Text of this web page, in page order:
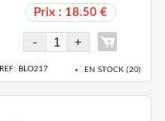
Prix : 18.50 €
REF: BLO217 EN STOCK (20)